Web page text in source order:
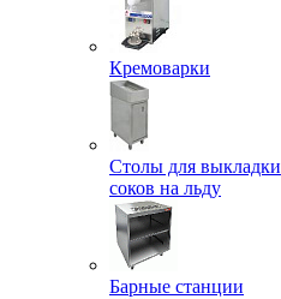
Кремоварки
Столы для выкладки
соков на льду
Барные станции